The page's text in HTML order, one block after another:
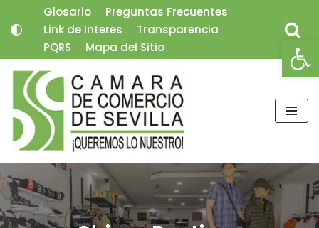
Saltar
contenido
Glosario
Preguntas Frecuentes
Link de Interes
Transparencia
PQRS
Mapa del Sitio